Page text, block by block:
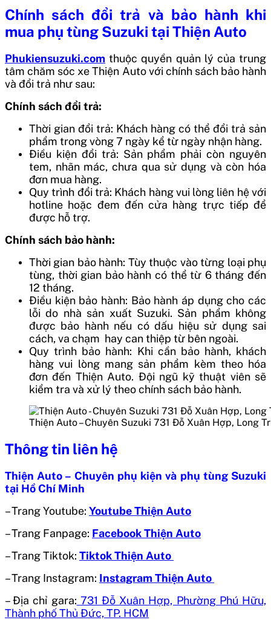
Chính sách đổi trả và bảo hành khi
mua phụ tùng Suzuki tại Thiện Auto
Phukiensuzuki.com thuộc quyền quản lý của trung
tâm chăm sóc xe Thiện Auto với chính sách bảo hành
và đổi trả như sau:
Chính sách đổi trả:
Thời gian đổi trả: Khách hàng có thể đổi trả sản
phẩm trong vòng 7 ngày kể từ ngày nhận hàng.
Điều kiện đổi trả: Sản phẩm phải còn nguyên
tem, nhãn mác, chưa qua sử dụng và còn hóa
đơn mua hàng.
Quy trình đổi trả: Khách hàng vui lòng liên hệ với
hotline hoặc đem đến cửa hàng trực tiếp để
được hỗ trợ.
Chính sách bảo hành:
Thời gian bảo hành: Tùy thuộc vào từng loại phụ
tùng, thời gian bảo hành có thể từ 6 tháng đến
12 tháng.
Điều kiện bảo hành: Bảo hành áp dụng cho các
lỗi do nhà sản xuất Suzuki. Sản phẩm không
được bảo hành nếu có dấu hiệu sử dụng sai
cách, va chạm hay can thiệp từ bên ngoài.
Quy trình bảo hành: Khi cần bảo hành, khách
hàng vui lòng mang sản phẩm kèm theo hóa
đơn đến Thiện Auto. Đội ngũ kỹ thuật viên sẽ
kiểm tra và xử lý theo chính sách bảo hành.
Thiện Auto – Chuyên Suzuki 731 Đỗ Xuân Hợp, Long
Thông tin liên hệ
Thiện Auto – Chuyên phụ kiện và phụ tùng Suzuki
tại Hồ Chí Minh
– Trang Youtube: Youtube Thiện Auto
– Trang Fanpage: Facebook Thiện Auto
– Trang Tiktok: Tiktok Thiện Auto
– Trang Instagram: Instagram Thiện Auto
– Địa chỉ gara: 731 Đỗ Xuân Hợp, Phường Phú Hữu,
Thành phố Thủ Đức, TP. HCM